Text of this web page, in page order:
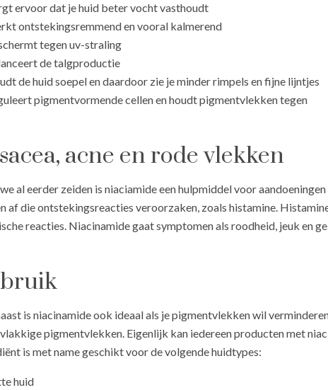
ervoor dat je huid beter vocht vasthoudt
ontstekingsremmend en vooral kalmerend
tegen uv-straling
de talgproductie
de huid soepel en daardoor zie je minder rimpels en fijne lijntjes
pigmentvormende cellen en houdt pigmentvlekken tegen
acne en rode vlekken
al eerder zeiden is niaciamide een hulpmiddel voor
af die ontstekingsreacties veroorzaken, zoals histamine.
reacties. Niacinamide gaat symptomen als roodheid, jeuk en
is niacinamide ook ideaal als je pigmentvlekken wil
pigmentvlekken. Eigenlijk kan iedereen producten met
is met name geschikt voor de volgende huidtypes:
huid